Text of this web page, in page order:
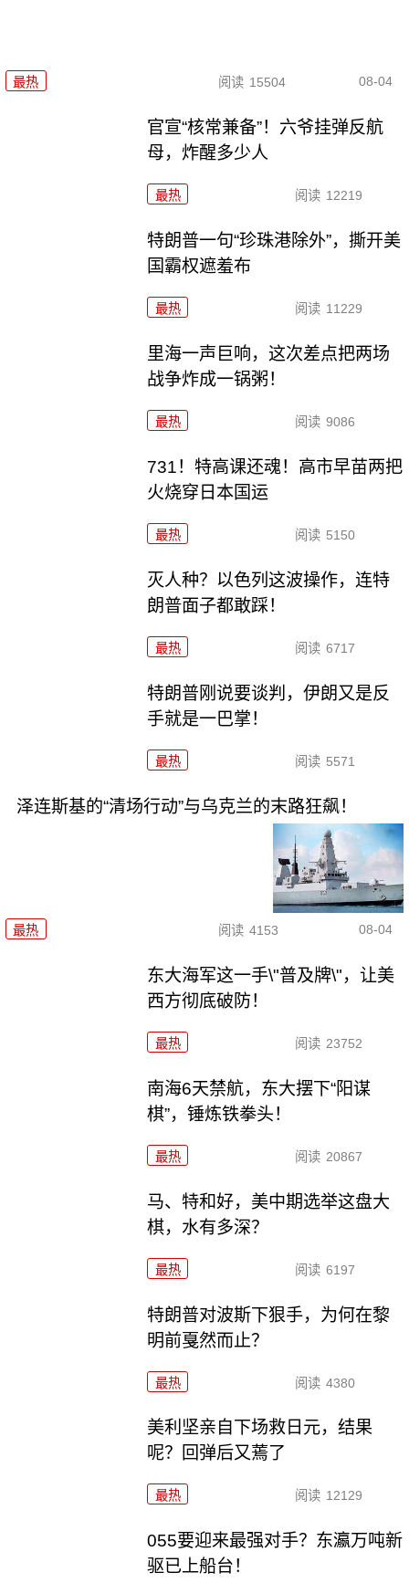
最热 阅读 15504 08-04
官宣“核常兼备”！六爷挂弹反航
母，炸醒多少人
最热 阅读 12219
特朗普一句“珍珠港除外”，撕开美
国霸权遮羞布
最热 阅读 11229
里海一声巨响，这次差点把两场
战争炸成一锅粥！
最热 阅读 9086
731！特高课还魂！高市早苗两把
火烧穿日本国运
最热 阅读 5150
灭人种？以色列这波操作，连特
朗普面子都敢踩！
最热 阅读 6717
特朗普刚说要谈判，伊朗又是反
手就是一巴掌！
最热 阅读 5571
泽连斯基的“清场行动”与乌克兰的末路狂飙！
最热 阅读 4153 08-04
东大海军这一手\"普及牌\"，让美
西方彻底破防！
最热 阅读 23752
南海6天禁航，东大摆下“阳谋
棋”，锤炼铁拳头！
最热 阅读 20867
马、特和好，美中期选举这盘大
棋，水有多深？
最热 阅读 6197
特朗普对波斯下狠手，为何在黎
明前戛然而止？
最热 阅读 4380
美利坚亲自下场救日元，结果
呢？回弹后又蔫了
最热 阅读 12129
055要迎来最强对手？东瀛万吨新
驱已上船台！